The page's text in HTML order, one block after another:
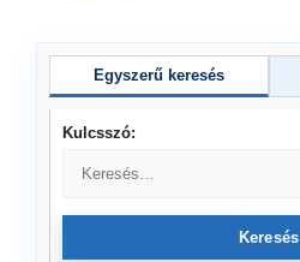
Egyszerű keresés
Kulcsszó:
Keresés